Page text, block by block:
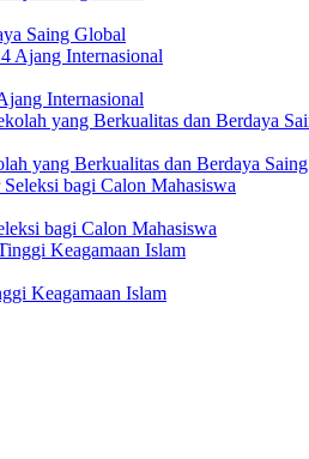
Saing Global
Internasional
yang Berkualitas dan Berdaya Saing
bagi Calon Mahasiswa
Keagamaan Islam